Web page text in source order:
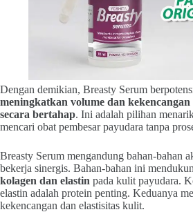
Dengan demikian, Breasty Serum
meningkatkan volume dan
secara bertahap. Ini adalah pilihan
mencari obat pembesar payudara tanpa
Breasty Serum mengandung bahan-bahan
bekerja sinergis. Bahan-bahan ini
kolagen dan elastin pada kulit payudara.
elastin adalah protein penting. Keduanya
kekencangan dan elastisitas kulit.